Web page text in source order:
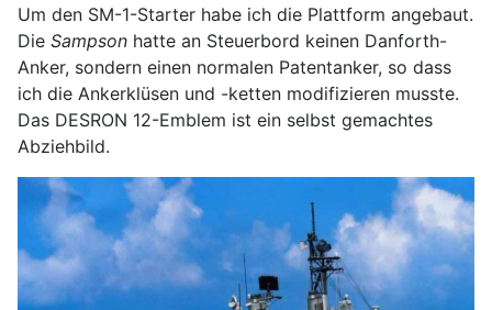
Um den SM-1-Starter habe ich die Plattform angebaut.
Die Sampson hatte an Steuerbord keinen Danforth-
Anker, sondern einen normalen Patentanker, so dass
ich die Ankerklüsen und -ketten modifizieren musste.
Das DESRON 12-Emblem ist ein selbst gemachtes
Abziehbild.